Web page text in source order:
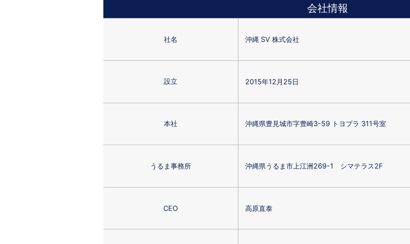
会社情報
社名 沖縄 SV 株式会社
設立 2015年12月25日
本社 沖縄県豊見城市字豊崎3-59 トヨプラ 311号室
うるま事務所 沖縄県うるま市上江洲269-1 シマテラス2F
CEO 高原直泰